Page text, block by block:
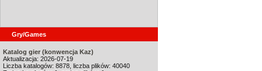
Gry/Games
Katalog gier (konwencja Kaz)
Aktualizacja: 2026-07-19
Liczba katalogów: 8878, liczba plików: 40040